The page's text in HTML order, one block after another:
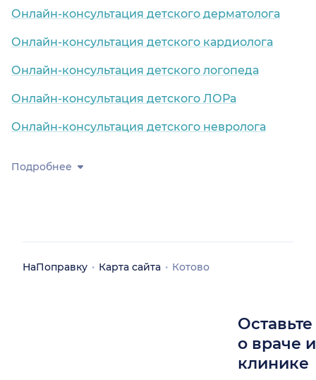
Онлайн-консультация детского дерматолога
Онлайн-консультация детского кардиолога
Онлайн-консультация детского логопеда
Онлайн-консультация детского ЛОРа
Онлайн-консультация детского невролога
Подробнее
НаПоправку Карта сайта Котово
о враче
клинике